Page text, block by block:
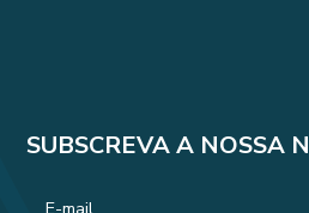
SUBSCREVA A NOSSA